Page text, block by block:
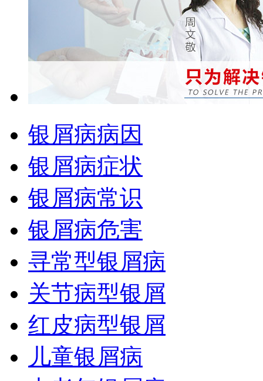
银屑病病因
银屑病症状
银屑病常识
银屑病危害
寻常型银屑病
关节病型银屑
红皮病型银屑
儿童银屑病